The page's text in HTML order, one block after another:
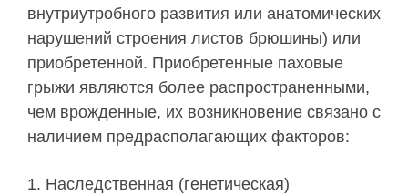
внутриутробного развития или анатомических
нарушений строения листов брюшины) или
приобретенной. Приобретенные паховые
грыжи являются более распространенными,
чем врожденные, их возникновение связано с
наличием предрасполагающих факторов:
Наследственная (генетическая)